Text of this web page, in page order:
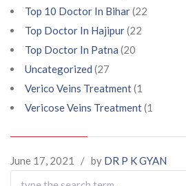
Top 10 Doctor In Bihar(22
Top Doctor In Hajipur(22
Top Doctor In Patna (20
Uncategorized (27
Verico Veins Treatment(1
Vericose Veins Treatment(1
June 17, 2021 / by DR P K GYAN
Search